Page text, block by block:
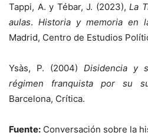
Tappi, A. y Tébar, J. (2023), La
aulas. Historia y memoria en
Madrid, Centro de Estudios
Ysàs, P. (2004) Disidencia y
régimen franquista por su
Barcelona, Crítica.
Fuente: Conversación sobre la